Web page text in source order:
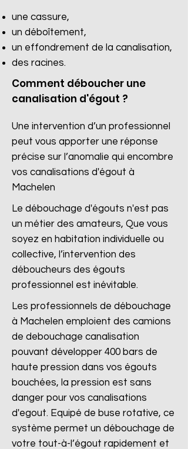
une cassure,
un déboîtement,
un effondrement de la canalisation,
des racines.​
Comment déboucher une
canalisation d'égout ?
Une intervention d’un professionnel
peut vous apporter une réponse
précise sur l’anomalie qui encombre
vos canalisations d'égout à
Machelen
Le débouchage d'égouts n'est pas
un métier des amateurs, Que vous
soyez en habitation individuelle ou
collective, l’intervention des
déboucheurs des égouts
professionnel est inévitable.
Les professionnels de débouchage
à Machelen emploient des camions
de debouchage canalisation
pouvant développer 400 bars de
haute pression dans vos égouts
bouchées, la pression est sans
danger pour vos canalisations
d'egout. Equipé de buse rotative, ce
système permet un débouchage de
votre tout-à-l’égout rapidement et